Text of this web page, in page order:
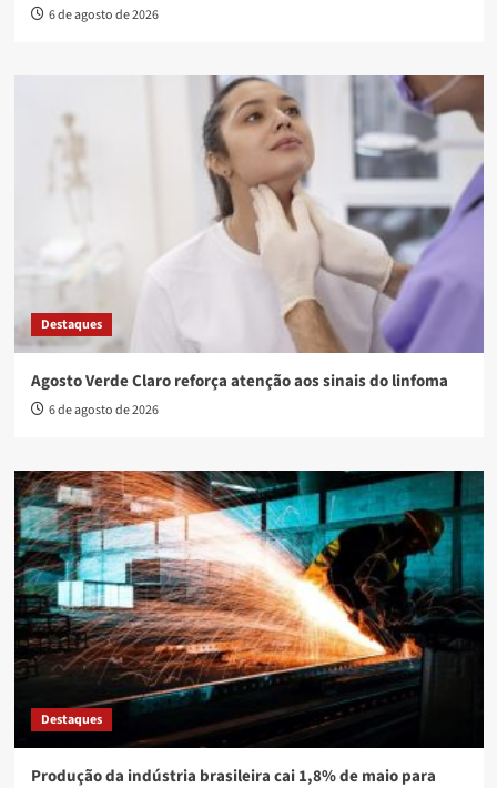
6 de agosto de 2026
Destaques
Agosto Verde Claro reforça atenção aos sinais do linfoma
6 de agosto de 2026
Destaques
Produção da indústria brasileira cai 1,8% de maio para